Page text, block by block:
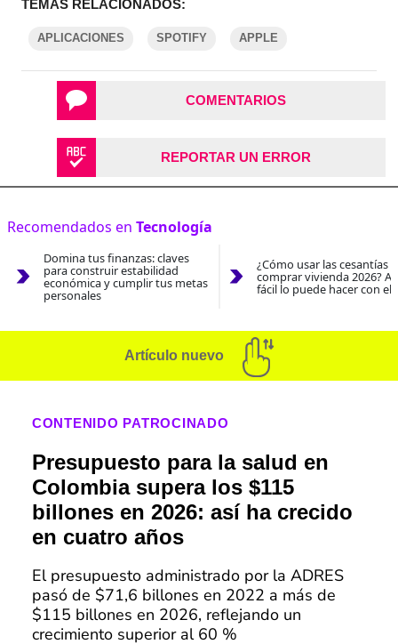
TEMAS RELACIONADOS:
APLICACIONES SPOTIFY APPLE
COMENTARIOS
REPORTAR UN ERROR
Recomendados en Tecnología
Domina tus finanzas: claves
para construir estabilidad
económica y cumplir tus metas
personales
¿Cómo usar las cesantías
comprar vivienda 2026?
fácil lo puede hacer con el
Artículo nuevo
CONTENIDO PATROCINADO
Presupuesto para la salud en
Colombia supera los $115
billones en 2026: así ha crecido
en cuatro años
El presupuesto administrado por la ADRES
pasó de $71,6 billones en 2022 a más de
$115 billones en 2026, reflejando un
crecimiento superior al 60 %